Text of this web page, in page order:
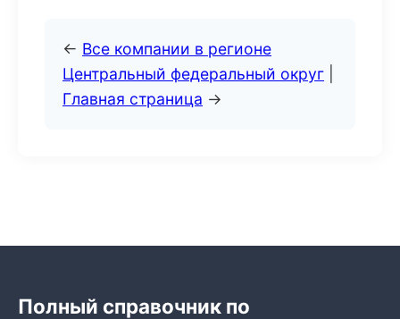
← Все компании в регионе
Центральный федеральный округ
Главная страница →
Полный справочник по